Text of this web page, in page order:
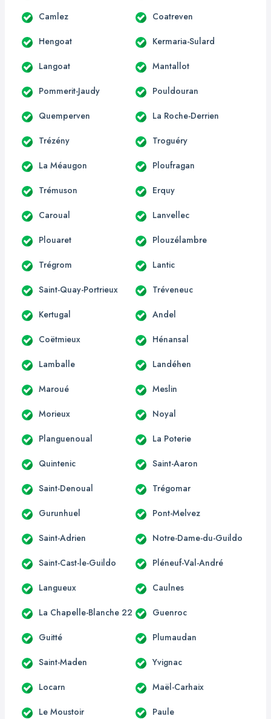
Camlez Coatreven
Hengoat Kermaria-Sulard
Langoat Mantallot
Pommerit-Jaudy Pouldouran
Quemperven La Roche-Derrien
Trézény Troguéry
La Méaugon Ploufragan
Trémuson Erquy
Caroual Lanvellec
Plouaret Plouzélambre
Trégrom Lantic
Saint-Quay-Portrieux Tréveneuc
Kertugal Andel
Coëtmieux Hénansal
Lamballe Landéhen
Maroué Meslin
Morieux Noyal
Planguenoual La Poterie
Quintenic Saint-Aaron
Saint-Denoual Trégomar
Gurunhuel Pont-Melvez
Saint-Adrien Notre-Dame-du-Guildo
Saint-Cast-le-Guildo Pléneuf-Val-André
Langueux Caulnes
La Chapelle-Blanche 22 Guenroc
Guitté Plumaudan
Saint-Maden Yvignac
Locarn Maël-Carhaix
Le Moustoir Paule